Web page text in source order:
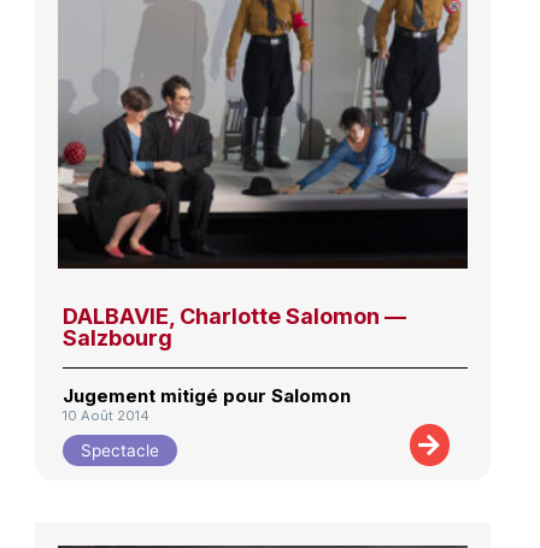
DALBAVIE, Charlotte Salomon —
Salzbourg
Jugement mitigé pour Salomon
10 Août 2014
Spectacle